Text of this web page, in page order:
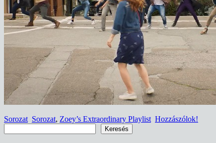
Sorozat Sorozat, Zoey’s Extraordinary Playlist Hozzászólok!
Keresés